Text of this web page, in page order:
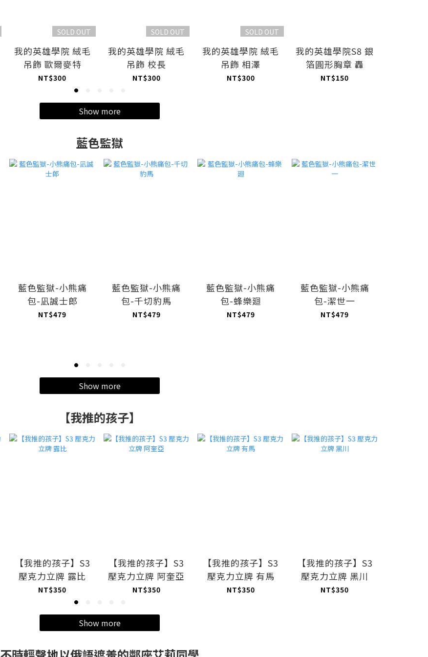
SOLD OUT
我的英雄學院 絨毛
吊飾 歐爾麥特
NT$300
SOLD OUT
我的英雄學院 絨毛
吊飾 校長
NT$300
SOLD OUT
我的英雄學院 絨毛
吊飾 相澤
NT$300
我的英雄學院S8 銀
箔圓形胸章 轟
NT$150
Show more
藍色監獄
藍色監獄-小熊痛
包-凪誠士郎
NT$479
藍色監獄-小熊痛
包-千切豹馬
NT$479
藍色監獄-小熊痛
包-蜂樂廻
NT$479
藍色監獄-小熊痛
包-潔世一
NT$479
Show more
【我推的孩子】
【我推的孩子】S3
壓克力立牌 露比
NT$350
【我推的孩子】S3
壓克力立牌 阿奎亞
NT$350
【我推的孩子】S3
壓克力立牌 有馬
NT$350
【我推的孩子】S3
壓克力立牌 黑川
NT$350
Show more